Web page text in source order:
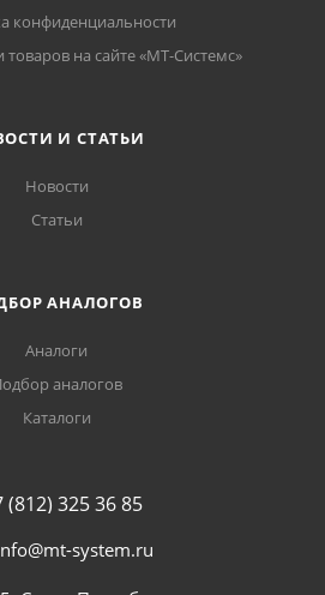
конфиденциальности
на сайте «МТ-Системс»
И СТАТЬИ
Новости
Статьи
АНАЛОГОВ
Аналоги
аналогов
Каталоги
(812) 325 36 85
system.ru